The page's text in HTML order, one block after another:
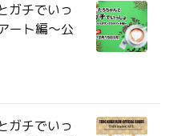
ガチでいっ
ート編～公
ガチでいっ